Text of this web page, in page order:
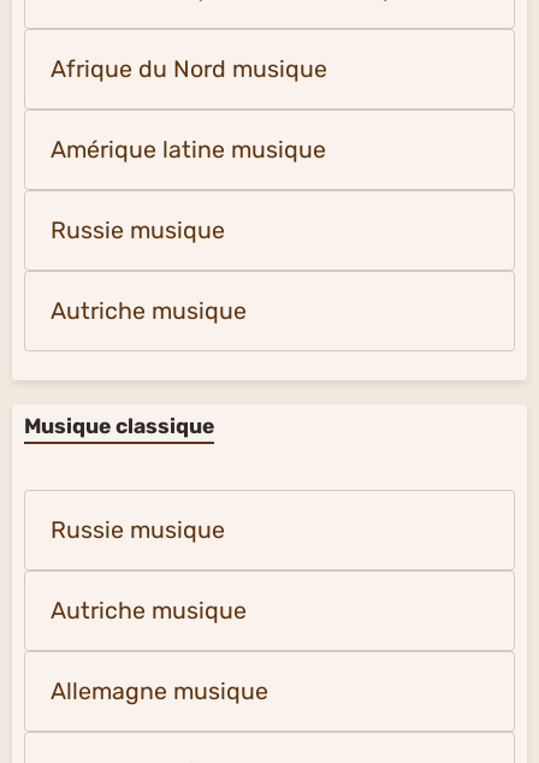
Afrique du Nord musique
Amérique latine musique
Russie musique
Autriche musique
Musique classique
Russie musique
Autriche musique
Allemagne musique